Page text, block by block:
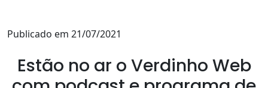
Publicado em 21/07/2021
Estão no ar o Verdinho Web